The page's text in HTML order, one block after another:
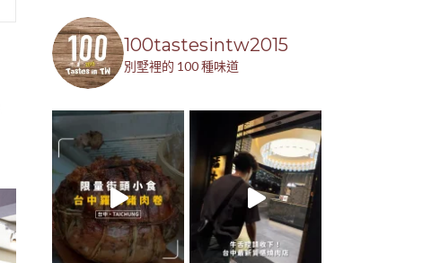
100tastesintw2015
別墅裡的 100 種味道